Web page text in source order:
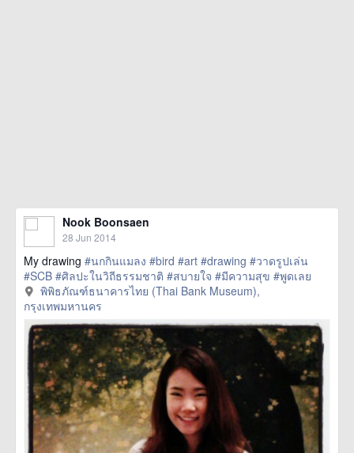
Nook Boonsaen
28 Jun 2014
My drawing #นกกินแมลง #bird #art #drawing #วาดรูปเล่น
#SCB #ศิลปะในวิถีธรรมชาติ #สบายใจ #มีความสุข #พูดเลย
พิพิธภัณฑ์ธนาคารไทย (Thai Bank Museum),
กรุงเทพมหานคร